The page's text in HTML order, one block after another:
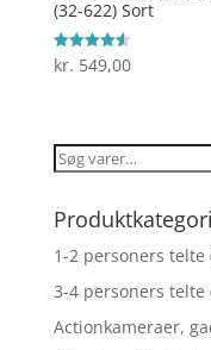
(32-622) Sort
Vurderet
4.6
kr. 549,00
Søg
1-2 personers telte
3-4 personers telte
Actionkameraer,